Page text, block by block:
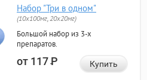
Набор "Три в одном"
(10x100мг, 20x20мг)
Большой набор из 3-х
препаратов.
от 117Р Купить